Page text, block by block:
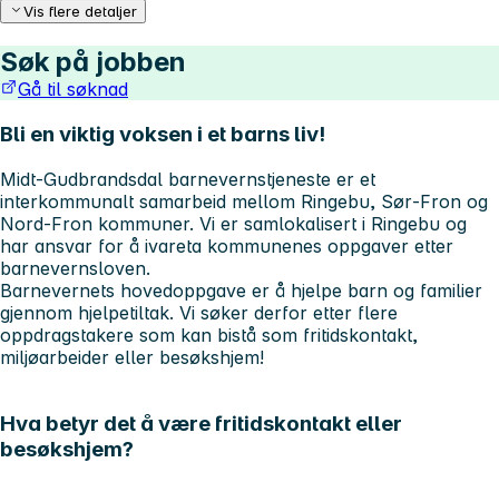
Vis flere detaljer
Søk på jobben
Gå til søknad
Bli en viktig voksen i et barns liv!
Midt‑Gudbrandsdal barnevernstjeneste er et
interkommunalt samarbeid mellom Ringebu, Sør‑Fron og
Nord‑Fron kommuner. Vi er samlokalisert i Ringebu og
har ansvar for å ivareta kommunenes oppgaver etter
barnevernsloven.
Barnevernets hovedoppgave er å hjelpe barn og familier
gjennom hjelpetiltak. Vi søker derfor etter flere
oppdragstakere som kan bistå som fritidskontakt,
miljøarbeider eller besøkshjem!
Hva betyr det å være fritidskontakt eller
besøkshjem?